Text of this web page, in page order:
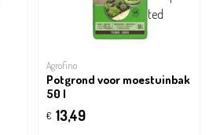
Agrofino
Potgrond voor moestuinbak
50 l
€ 13,49